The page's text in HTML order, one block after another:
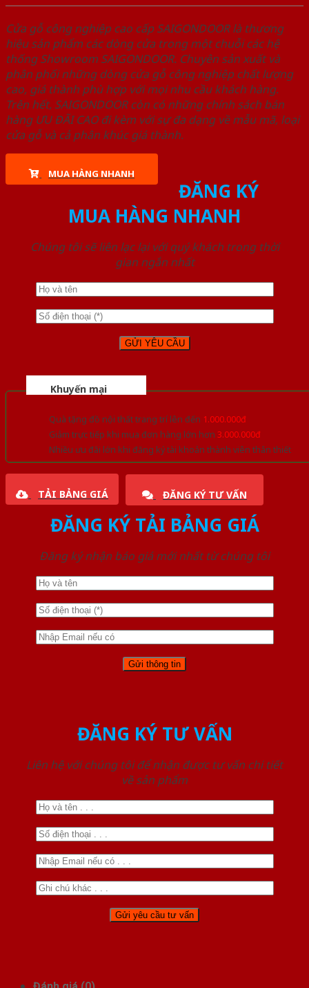
Cửa gỗ công nghiệp cao cấp SAIGONDOOR là thương
hiệu sản phẩm các dòng cửa trong một chuỗi các hệ
thống Showroom SAIGONDOOR. Chuyên sản xuất và
phân phối những dòng cửa gỗ công nghiệp chất lượng
cao, giá thành phù hợp với mọi nhu cầu khách hàng.
Trên hết, SAIGONDOOR còn có những chính sách bán
hàng ƯU ĐÃI CAO đi kèm với sự đa dạng về mẫu mã, loại
cửa gỗ và cả phân khúc giá thành.
MUA HÀNG NHANH
ĐĂNG KÝ
MUA HÀNG NHANH
Chúng tôi sẽ liên lạc lại với quý khách trong thời
gian ngắn nhất
Khuyến mại
Quà tặng đồ nội thất trang trí lên đến 1.000.000đ
Giảm trực tiếp khi mua đơn hàng lớn hơn 3.000.000đ
Nhiều ưu đãi lớn khi đăng ký tài khoản thành viên thân thiết
TẢI BẢNG GIÁ ĐĂNG KÝ TƯ VẤN
ĐĂNG KÝ TẢI BẢNG GIÁ
Đăng ký nhận báo giá mới nhất từ chúng tôi
ĐĂNG KÝ TƯ VẤN
Liên hệ với chúng tôi để nhận được tư vấn chi tiết
về sản phẩm